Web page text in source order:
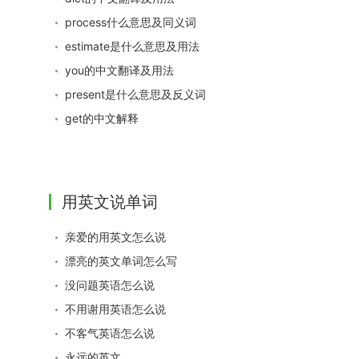
process什么意思及同义词
estimate是什么意思及用法
you的中文翻译及用法
present是什么意思及反义词
get的中文解释
用英文说单词
亲爱的用英文怎么说
漂亮的英文单词怎么写
没问题英语怎么说
不用谢用英语怎么说
不客气英语怎么说